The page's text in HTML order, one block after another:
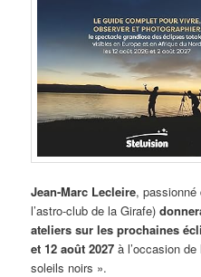
Jean-Marc Lecleire, passionné
l’astro-club de la Girafe)
ateliers sur les prochaines
et 12 août 2027 à l’occasion
soleils noirs ».